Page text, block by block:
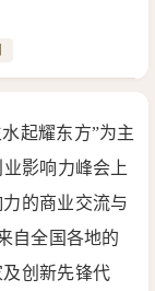
起耀东方”为主
影响力峰会上
的商业交流与
自全国各地的
创新先锋代